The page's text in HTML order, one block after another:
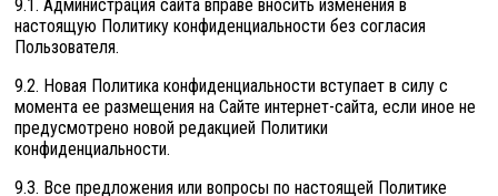
9.1. Администрация сайта вправе вносить изменения в
настоящую Политику конфиденциальности без согласия
Пользователя.
9.2. Новая Политика конфиденциальности вступает в силу с
момента ее размещения на Сайте интернет-сайта, если иное не
предусмотрено новой редакцией Политики
конфиденциальности.
9.3. Все предложения или вопросы по настоящей Политике